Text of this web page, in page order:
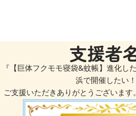
支援者
『【巨体フクモモ寝袋&蚊帳】進化し
浜で開催したい
ご支援いただきありがとうございま
せていただき